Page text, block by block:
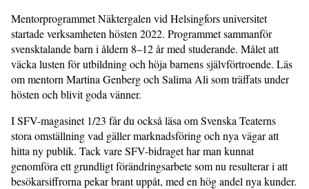
Mentorprogrammet Näktergalen vid Helsingfors universitet
startade verksamheten hösten 2022. Programmet sammanför
svensktalande barn i åldern 8–12 år med studerande. Målet att
väcka lusten för utbildning och höja barnens självförtroende. Läs
om mentorn Martina Genberg och Salima Ali som träffats under
hösten och blivit goda vänner.
I SFV-magasinet 1/23 får du också läsa om Svenska Teaterns
stora omställning vad gäller marknadsföring och nya vägar att
hitta ny publik. Tack vare SFV-bidraget har man kunnat
genomföra ett grundligt förändringsarbete som nu resulterar i att
besökarsiffrorna pekar brant uppåt, med en hög andel nya kunder.